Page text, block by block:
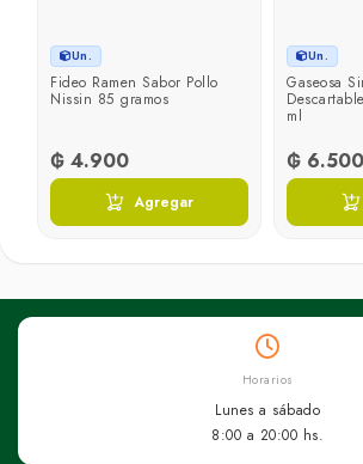
Un.
Fideo Ramen Sabor Pollo
Nissin 85 gramos
₲ 4.900
Agregar
Un.
Gaseosa
ml
₲ 6.500
Horarios
Lunes a sábado
8:00 a 20:00 hs.